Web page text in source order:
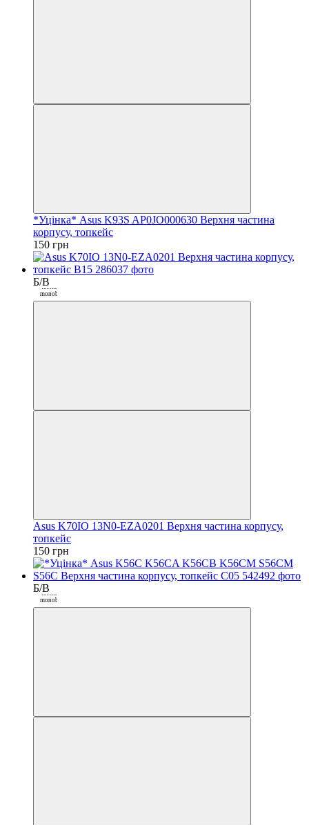
*Уцінка* Asus K93S AP0JO000630 Верхня частина
корпусу, топкейс
150 грн
Б/ВПокупка
частинами від
monobank
Asus K70IO 13N0-EZA0201 Верхня частина корпусу,
топкейс
150 грн
Б/ВПокупка
частинами від
monobank